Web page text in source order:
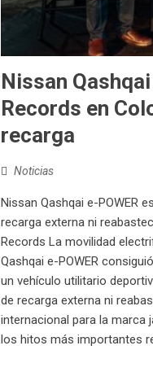
Nissan
Records en
recarga
Noticias
Nissan Qashqai e-POWER
recarga externa ni
Records La movilidad
Qashqai e-POWER
un vehículo utilitario
de recarga externa ni
internacional para la marca
los hitos más importantes